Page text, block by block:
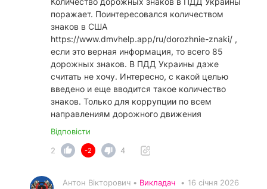
поражает. Поинтересовался количеством
знаков в США
https://www.dmvhelp.app/ru/dorozhnie-znaki/ ,
если это верная информация, то всего 85
дорожных знаков. В ПДД Украины даже
считать не хочу. Интересно, с какой целью
введено и еще вводится такое количество
знаков. Только для коррупции по всем
направлениям дорожного движения
Відповісти
2
-2 4
Антон Вікторович • Викладач • 16 січня 2026